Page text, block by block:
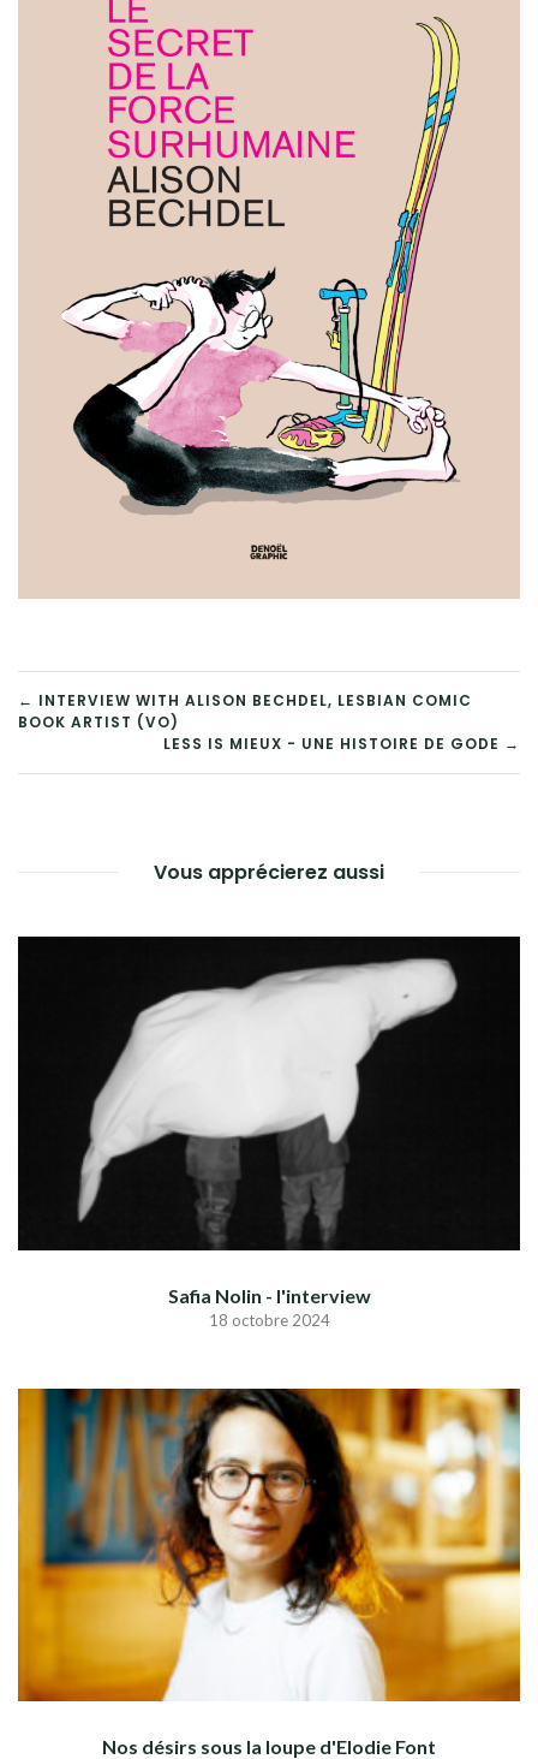
NAVIGATION
DE
← INTERVIEW WITH ALISON BECHDEL, LESBIAN COMIC
BOOK ARTIST (VO)
LESS IS MIEUX - UNE HISTOIRE DE GODE →
Vous apprécierez aussi
Safia Nolin - l'interview
18 octobre 2024
Nos désirs sous la loupe d'Elodie Font